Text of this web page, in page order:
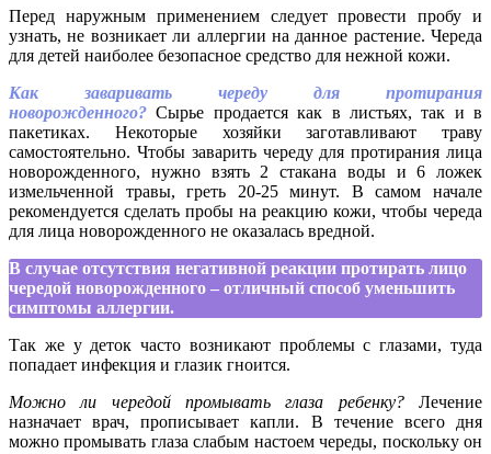
Перед наружным применением следует провести пробу и
узнать, не возникает ли аллергии на данное растение. Череда
для детей наиболее безопасное средство для нежной кожи.
Как заваривать череду для протирания
новорожденного?Сырье продается как в листьях, так и в
пакетиках. Некоторые хозяйки заготавливают траву
самостоятельно. Чтобы заварить череду для протирания лица
новорожденного, нужно взять 2 стакана воды и 6 ложек
измельченной травы, греть 20-25 минут. В самом начале
рекомендуется сделать пробы на реакцию кожи, чтобы череда
для лица новорожденного не оказалась вредной.
В случае отсутствия негативной реакции протирать лицо
чередой новорожденного – отличный способ уменьшить
симптомы аллергии.
Так же у деток часто возникают проблемы с глазами, туда
попадает инфекция и глазик гноится.
Можно ли чередой промывать глаза ребенку? Лечение
назначает врач, прописывает капли. В течение всего дня
можно промывать глаза слабым настоем череды, поскольку он